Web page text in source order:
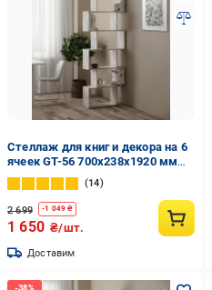
Стеллаж для книг и декора на 6
ячеек GT-56 700х238х1920 мм
Бетон
14
2 699 -1 049 ₴
1 650 ₴/шт.
Доставим